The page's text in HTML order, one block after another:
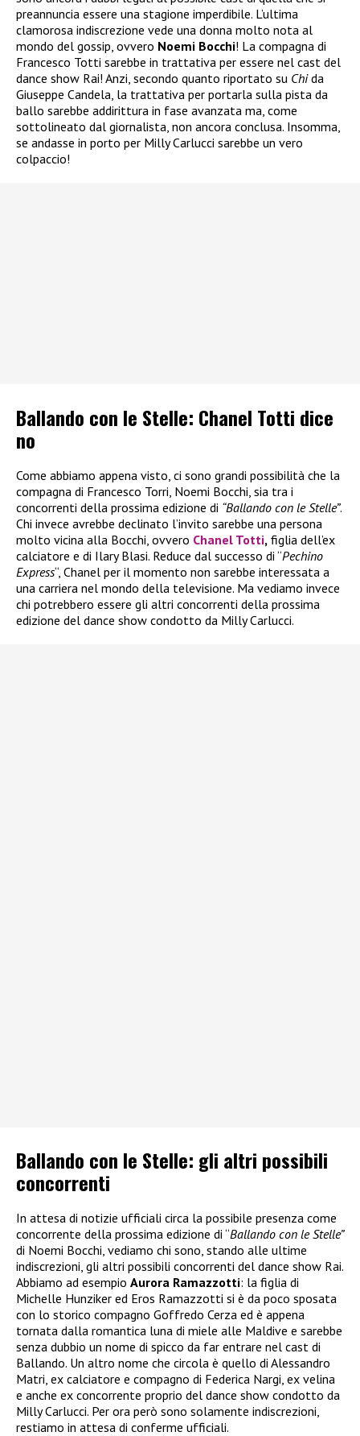
preannuncia essere una stagione imperdibile. L’ultima
clamorosa indiscrezione vede una donna molto nota al
mondo del gossip, ovvero Noemi Bocchi! La compagna di
Francesco Totti sarebbe in trattativa per essere nel cast del
dance show Rai! Anzi, secondo quanto riportato su Chida
Giuseppe Candela, la trattativa per portarla sulla pista da
ballo sarebbe addirittura in fase avanzata ma, come
sottolineato dal giornalista, non ancora conclusa. Insomma,
se andasse in porto per Milly Carlucci sarebbe un vero
colpaccio!
Ballando con le Stelle: Chanel Totti dice
no
Come abbiamo appena visto, ci sono grandi possibilità che la
compagna di Francesco Torri, Noemi Bocchi, sia tra i
concorrenti della prossima edizione di “Ballando con le Stelle”.
Chi invece avrebbe declinato l’invito sarebbe una persona
molto vicina alla Bocchi, ovvero Chanel Totti, figlia dell’ex
calciatore e di Ilary Blasi. Reduce dal successo di “Pechino
Express“, Chanel per il momento non sarebbe interessata a
una carriera nel mondo della televisione. Ma vediamo invece
chi potrebbero essere gli altri concorrenti della prossima
edizione del dance show condotto da Milly Carlucci.
Ballando con le Stelle: gli altri possibili
concorrenti
In attesa di notizie ufficiali circa la possibile presenza come
concorrente della prossima edizione di “Ballando con le Stelle”
di Noemi Bocchi, vediamo chi sono, stando alle ultime
indiscrezioni, gli altri possibili concorrenti del dance show Rai.
Abbiamo ad esempio Aurora Ramazzotti: la figlia di
Michelle Hunziker ed Eros Ramazzotti si è da poco sposata
con lo storico compagno Goffredo Cerza ed è appena
tornata dalla romantica luna di miele alle Maldive e sarebbe
senza dubbio un nome di spicco da far entrare nel cast di
Ballando. Un altro nome che circola è quello di Alessandro
Matri, ex calciatore e compagno di Federica Nargi, ex velina
e anche ex concorrente proprio del dance show condotto da
Milly Carlucci. Per ora però sono solamente indiscrezioni,
restiamo in attesa di conferme ufficiali.